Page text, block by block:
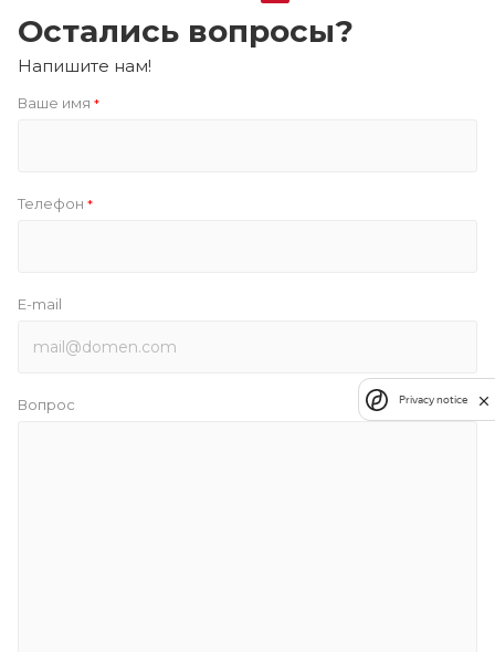
Остались вопросы?
Напишите нам!
Ваше имя *
Телефон *
E-mail
Вопрос Privacy notice